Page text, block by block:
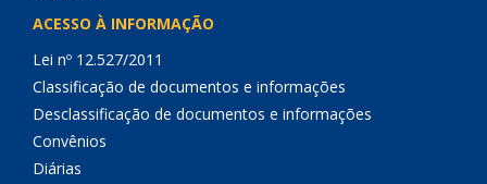
ACESSO À INFORMAÇÃO
Lei nº 12.527/2011
Classificação de documentos e informações
Desclassificação de documentos e informações
Convênios
Diárias